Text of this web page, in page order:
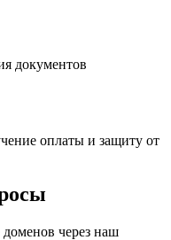
документов
оплаты и защиту от
через наш